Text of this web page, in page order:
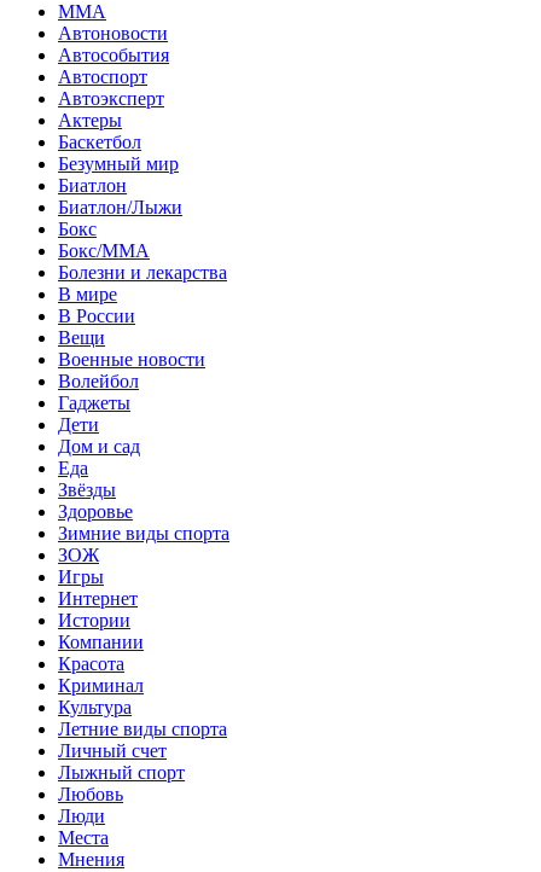
MMA
Автоновости
Автособытия
Автоспорт
Автоэксперт
Актеры
Баскетбол
Безумный мир
Биатлон
Биатлон/Лыжи
Бокс
Бокс/MMA
Болезни и лекарства
В мире
В России
Вещи
Военные новости
Волейбол
Гаджеты
Дети
Дом и сад
Еда
Звёзды
Здоровье
Зимние виды спорта
ЗОЖ
Игры
Интернет
Истории
Компании
Красота
Криминал
Культура
Летние виды спорта
Личный счет
Лыжный спорт
Любовь
Люди
Места
Мнения